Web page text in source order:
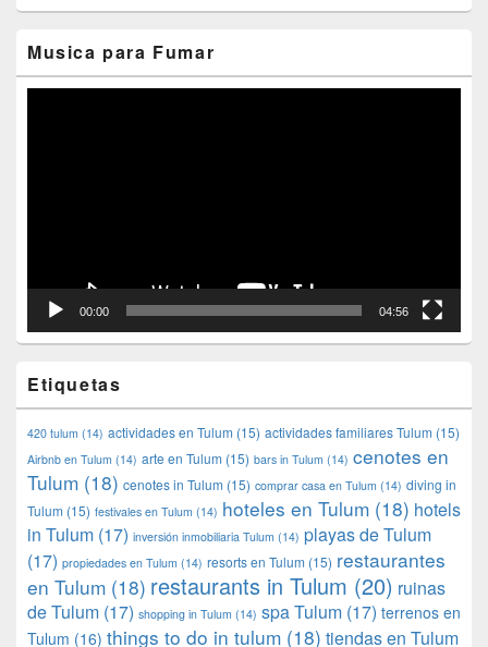
Musica para Fumar
00:00 04:56
Etiquetas
420 tulum (14) actividades en Tulum (15) actividades familiares Tulum (15)
Airbnb en Tulum (14) arte en Tulum (15) bars in Tulum (14) cenotes en
Tulum (18) cenotes in Tulum (15) comprar casa en Tulum (14) diving in
Tulum (15) festivales en Tulum (14) hoteles en Tulum (18) hotels
in Tulum (17) inversión inmobiliaria Tulum (14) playas de Tulum
(17) propiedades en Tulum (14) resorts en Tulum (15) restaurantes
en Tulum (18) restaurants in Tulum (20) ruinas
de Tulum (17) shopping in Tulum (14) spa Tulum (17) terrenos en
Tulum (16) things to do in tulum (18) tiendas en Tulum